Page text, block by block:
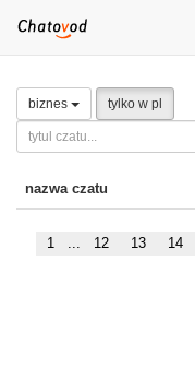
biznes tylko w pl
nazwa czatu
1 ... 12 13 14